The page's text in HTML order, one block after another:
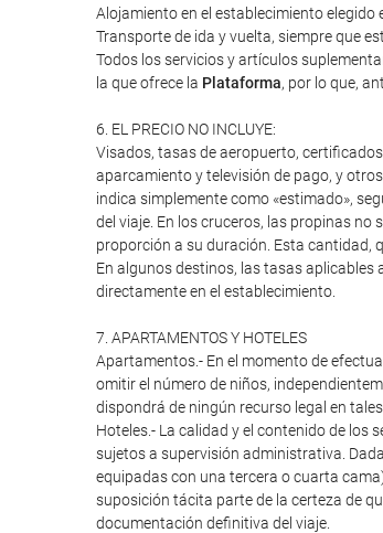
Alojamiento en el establecimiento
Transporte de ida y vuelta, siempre que
Todos los servicios y artículos
la que ofrece la Plataforma, por lo que,
6. EL PRECIO NO INCLUYE:
Visados, tasas de aeropuerto,
aparcamiento y televisión de pago, y
indica simplemente como «estimado»,
del viaje. En los cruceros, las propinas
proporción a su duración. Esta cantidad,
En algunos destinos, las tasas
directamente en el establecimiento.
7. APARTAMENTOS Y HOTELES
Apartamentos.- En el momento de
omitir el número de niños,
dispondrá de ningún recurso legal en
Hoteles.- La calidad y el contenido de los
sujetos a supervisión administrativa.
equipadas con una tercera o cuarta
suposición tácita parte de la certeza de
documentación definitiva del viaje.